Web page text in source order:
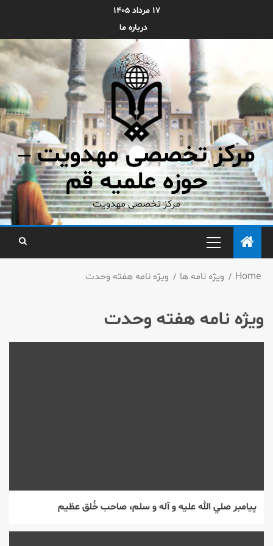
۱۷ مرداد ۱۴۰۵
درباره ما
مرکز تخصصی مهدویت –
حوزه علمیه قم
مرکز تخصصی مهدویت
Home ویژه نامه ها ویژه نامه هفته وحدت
ویژه نامه هفته وحدت
پيامبر صلي الله عليه و آله و سلم، صاحب خُلق عظيم